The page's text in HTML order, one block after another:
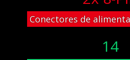
Conectores de
14